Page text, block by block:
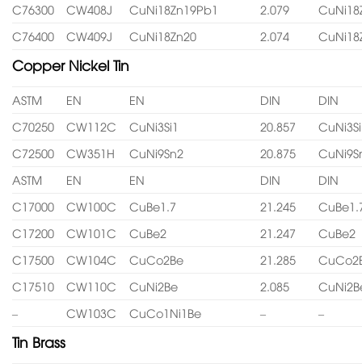
C76300
CW408J CuNi18Zn19Pb1 2.079
C76400
CW409J CuNi18Zn20 2.074
Copper Nickel Tin
ASTM EN EN DIN
DIN
C70250
CW112C CuNi3Si1 20.857
CuNi3Si
C72500
CW351H CuNi9Sn2 20.875
ASTM
EN EN DIN
DIN
C17000
CW100C CuBe1.7 21.245
C17200
CW101C CuBe2 21.247
CuBe2
C17500
CW104C CuCo2Be 21.285
C17510
CW110C CuNi2Be 2.085
–
CW103C CuCo1Ni1Be – –
Tin Brass